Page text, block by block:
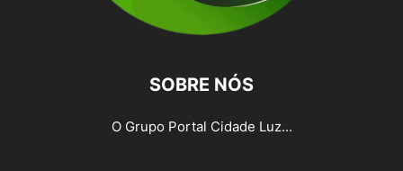
SOBRE NÓS
O Grupo Portal Cidade Luz...